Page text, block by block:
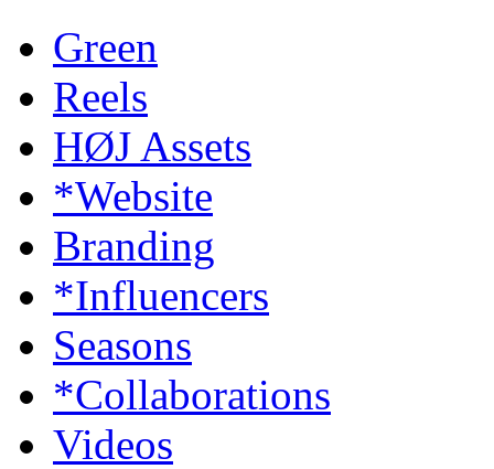
Green
Reels
HØJ Assets
*Website
Branding
*Influencers
Seasons
*Collaborations
Videos